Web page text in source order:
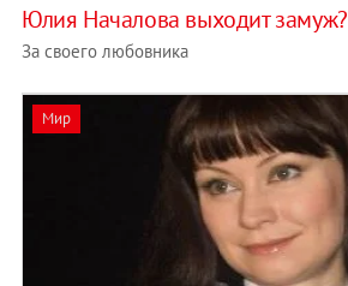
Юлия Началова выходит замуж?
За своего любовника
Мир